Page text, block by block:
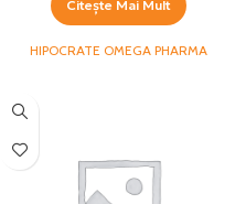
Citește Mai Mult
HIPOCRATE OMEGA PHARMA